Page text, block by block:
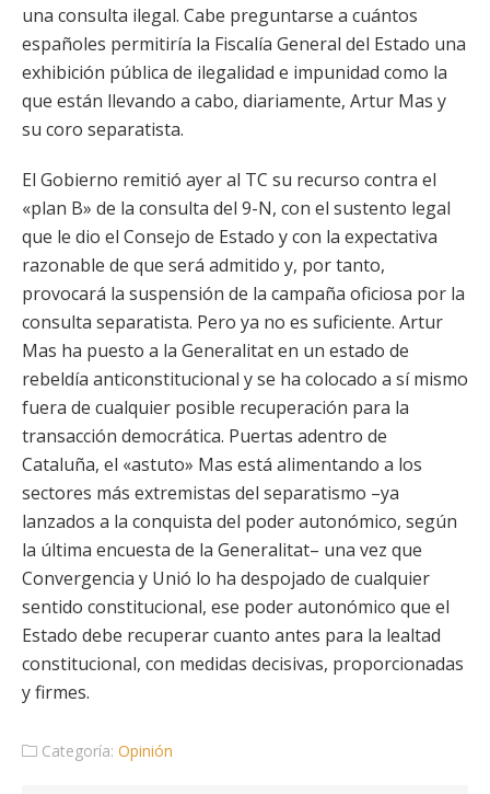
una consulta ilegal. Cabe preguntarse a cuántos
españoles permitiría la Fiscalía General del Estado una
exhibición pública de ilegalidad e impunidad como la
que están llevando a cabo, diariamente, Artur Mas y
su coro separatista.
El Gobierno remitió ayer al TC su recurso contra el
«plan B» de la consulta del 9-N, con el sustento legal
que le dio el Consejo de Estado y con la expectativa
razonable de que será admitido y, por tanto,
provocará la suspensión de la campaña oficiosa por la
consulta separatista. Pero ya no es suficiente. Artur
Mas ha puesto a la Generalitat en un estado de
rebeldía anticonstitucional y se ha colocado a sí mismo
fuera de cualquier posible recuperación para la
transacción democrática. Puertas adentro de
Cataluña, el «astuto» Mas está alimentando a los
sectores más extremistas del separatismo –ya
lanzados a la conquista del poder autonómico, según
la última encuesta de la Generalitat– una vez que
Convergencia y Unió lo ha despojado de cualquier
sentido constitucional, ese poder autonómico que el
Estado debe recuperar cuanto antes para la lealtad
constitucional, con medidas decisivas, proporcionadas
y firmes.
Categoría: Opinión